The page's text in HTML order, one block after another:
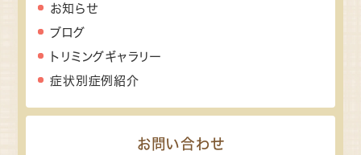
お知らせ
ブログ
トリミングギャラリー
症状別症例紹介
お問い合わせ